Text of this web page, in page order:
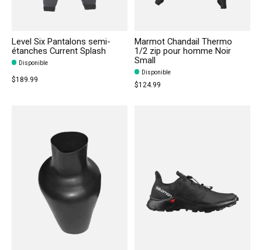
Level Six Pantalons semi-
étanches Current Splash
Disponible
$189.99
Marmot Chandail Thermo
1/2 zip pour homme Noir
Small
Disponible
$124.99